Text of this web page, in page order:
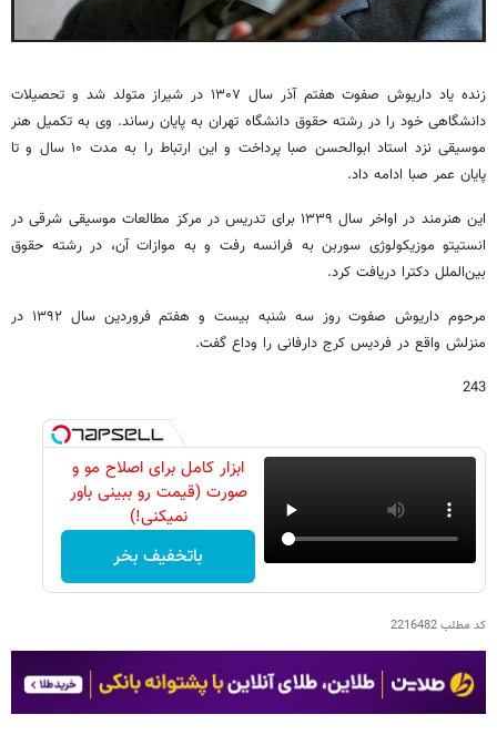
زنده یاد داریوش صفوت هفتم آذر سال ۱۳۰۷ در شیراز متولد شد و تحصیلات
دانشگاهی خود را در رشته‌ حقوق دانشگاه تهران به پایان رساند. وی به تکمیل هنر
موسیقی نزد استاد ابوالحسن صبا پرداخت و این ارتباط را به مدت ۱۰ سال و تا
پایان عمر صبا ادامه داد.
این هنرمند در اواخر سال ۱۳۳۹ برای تدریس در مرکز مطالعات موسیقی شرقی در
انستیتو موزیکولوژی سوربن به فرانسه رفت و به موازات آن، در رشته‌ حقوق
بین‌الملل دکترا دریافت کرد.
مرحوم داریوش صفوت روز سه شنبه بیست و هفتم فروردین سال ۱۳۹۲ در
منزلش واقع در فردیس کرج دارفانی را وداع گفت.
243
ابزار کامل برای اصلاح مو و
صورت (قیمت رو ببینی باور
نمیکنی!)
باتخفیف بخر
کد مطلب2216482